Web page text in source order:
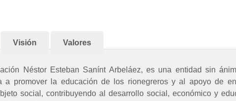
Visión Valores
Néstor Esteban Sanínt Arbeláez, es una entidad sin
a promover la educación de los rionegreros y al apoyo de
social, contribuyendo al desarrollo social, económico y